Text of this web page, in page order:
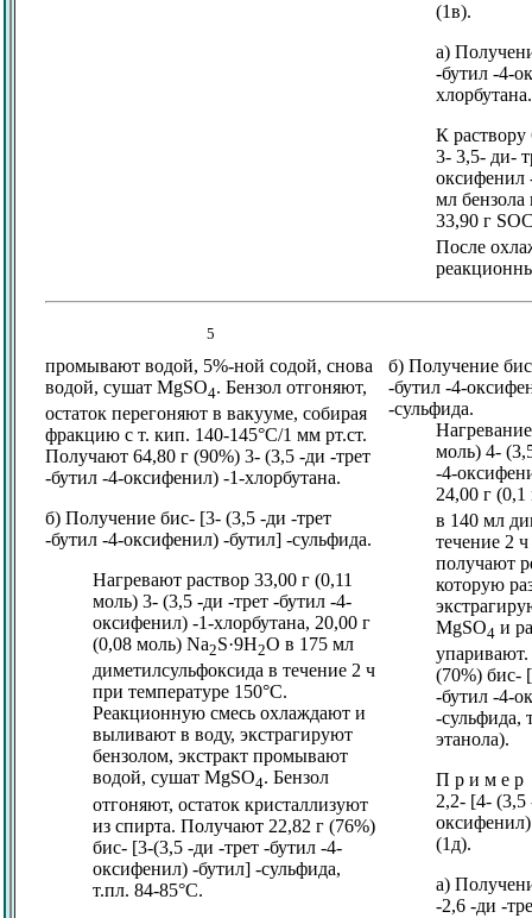
(1в).
а)
-бутил -4-
хлорбутана.
К раствору
3- 3,5- ди-
оксифенил
мл
33,90 г
После
5
промывают водой, 5%-ной содой, снова
водой, сушат MgSO4. Бензол отгоняют,
остаток перегоняют в вакууме, собирая
фракцию с т. кип. 140-145°C/1 мм рт.ст.
Получают 64,80 г (90%) 3- (3,5 -ди -трет
-бутил -4-оксифенил) -1-хлорбутана.
б) Получение бис- [3- (3,5 -ди -трет
-бутил -4-оксифенил) -бутил] -сульфида.
Нагревают раствор 33,00 г (0,11
моль) 3- (3,5 -ди -трет -бутил -4-
оксифенил) -1-хлорбутана, 20,00 г
(0,08 моль) Na2S·9Н2О в 175 мл
диметилсульфоксида в течение 2 ч
при температуре 150°C.
Реакционную смесь охлаждают и
выливают в воду, экстрагируют
бензолом, экстракт промывают
водой, сушат MgSO4. Бензол
отгоняют, остаток кристаллизуют
из спирта. Получают 22,82 г (76%)
бис- [3-(3,5 -ди -трет -бутил -4-
оксифенил) -бутил] -сульфида,
т.пл. 84-85°C.
б) Получение
-бутил -4-
-сульфида.
моль) 4-
-4-
24,00 г
в 140 мл
течение 2
получают
которую
MgSO4 и
(70%) бис-
-бутил -4-
-сульфида,
этанола).
П р и м е р
2,2- [4- (3,5
(1д).
а)
-2,6 -ди -